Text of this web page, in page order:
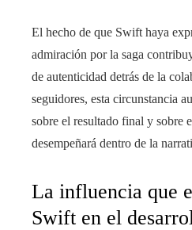
El hecho de que Swift haya
admiración por la saga
de autenticidad detrás de la
seguidores, esta circunstancia
sobre el resultado final y sobre
desempeñará dentro de la
La influencia que
Swift en el